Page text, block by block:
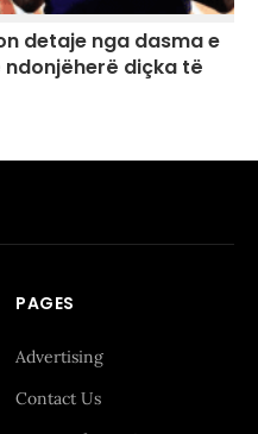
detaje nga dasma e
ndonjëherë diçka të
PAGES
Advertising
Contact Us